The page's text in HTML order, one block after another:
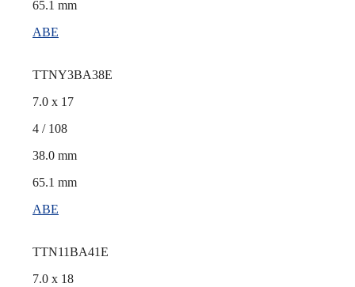
65.1 mm
ABE
TTNY3BA38E
7.0 x 17
4 / 108
38.0 mm
65.1 mm
ABE
TTN11BA41E
7.0 x 18